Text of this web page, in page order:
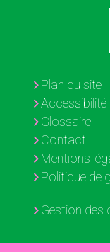
Plan du site
Glossaire
Contact
Mentions
Politique de
Gestion des